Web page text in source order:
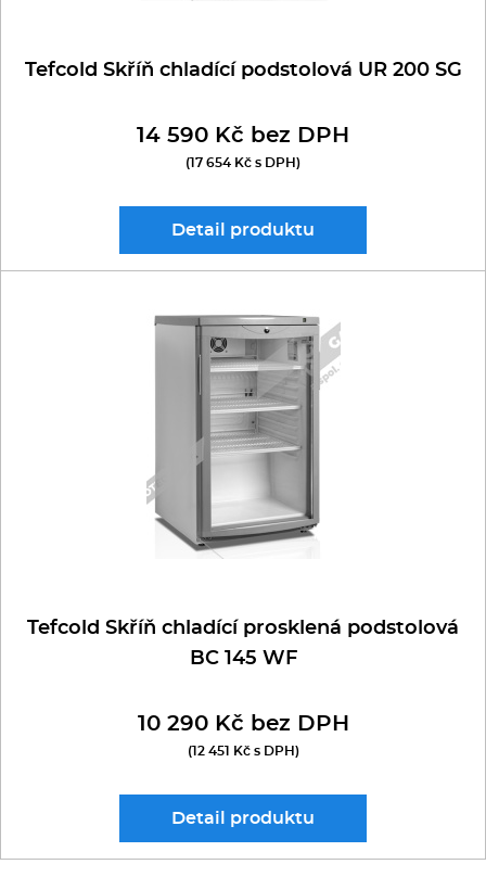
Tefcold Skříň chladící podstolová UR 200 SG
14 590 Kč bez DPH
(17 654 Kč s DPH)
Detail produktu
Tefcold Skříň chladící prosklená podstolová
BC 145 WF
10 290 Kč bez DPH
(12 451 Kč s DPH)
Detail produktu